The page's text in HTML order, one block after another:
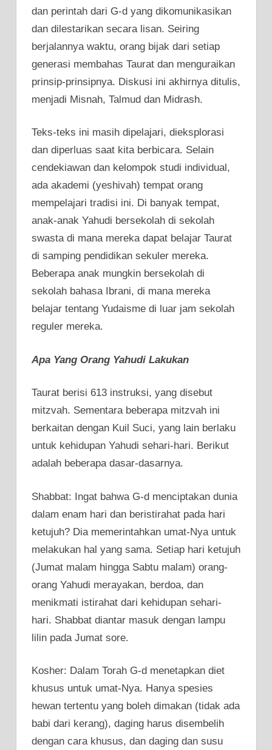
dan perintah dari G-d yang dikomunikasikan
dan dilestarikan secara lisan. Seiring
berjalannya waktu, orang bijak dari setiap
generasi membahas Taurat dan menguraikan
prinsip-prinsipnya. Diskusi ini akhirnya ditulis,
menjadi Misnah, Talmud dan Midrash.
Teks-teks ini masih dipelajari, dieksplorasi
dan diperluas saat kita berbicara. Selain
cendekiawan dan kelompok studi individual,
ada akademi (yeshivah) tempat orang
mempelajari tradisi ini. Di banyak tempat,
anak-anak Yahudi bersekolah di sekolah
swasta di mana mereka dapat belajar Taurat
di samping pendidikan sekuler mereka.
Beberapa anak mungkin bersekolah di
sekolah bahasa Ibrani, di mana mereka
belajar tentang Yudaisme di luar jam sekolah
reguler mereka.
Apa Yang Orang Yahudi Lakukan
Taurat berisi 613 instruksi, yang disebut
mitzvah. Sementara beberapa mitzvah ini
berkaitan dengan Kuil Suci, yang lain berlaku
untuk kehidupan Yahudi sehari-hari. Berikut
adalah beberapa dasar-dasarnya.
Shabbat: Ingat bahwa G-d menciptakan dunia
dalam enam hari dan beristirahat pada hari
ketujuh? Dia memerintahkan umat-Nya untuk
melakukan hal yang sama. Setiap hari ketujuh
(Jumat malam hingga Sabtu malam) orang-
orang Yahudi merayakan, berdoa, dan
menikmati istirahat dari kehidupan sehari-
hari. Shabbat diantar masuk dengan lampu
lilin pada Jumat sore.
Kosher: Dalam Torah G-d menetapkan diet
khusus untuk umat-Nya. Hanya spesies
hewan tertentu yang boleh dimakan (tidak ada
babi dari kerang), daging harus disembelih
dengan cara khusus, dan daging dan susu